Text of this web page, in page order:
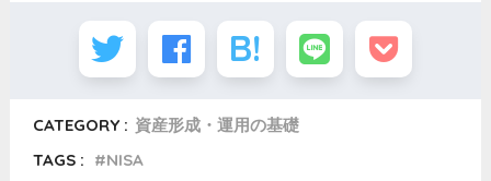
CATEGORY : 資産形成・運用の基礎
TAGS :
NISA